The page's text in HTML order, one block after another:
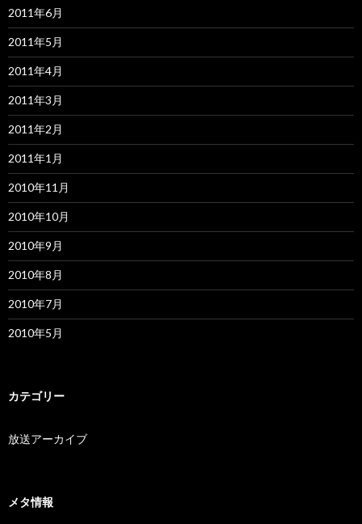
2011年6月
2011年5月
2011年4月
2011年3月
2011年2月
2011年1月
2010年11月
2010年10月
2010年9月
2010年8月
2010年7月
2010年5月
カテゴリー
放送アーカイブ
メタ情報